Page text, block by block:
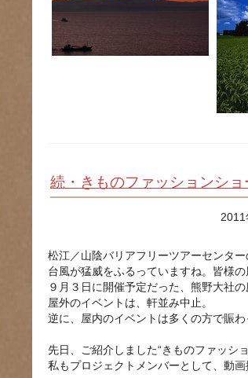
続・きものファッションショ
松江／山陰バリアフリーツアーセンター
台風が猛威をふるっていますね。皆様
９月３日に開催予定だった、熊野大社
屋外のイベントは、軒並み中止。
逆に、屋内のイベントは多くの方で賑わ
先日、ご紹介しました“きものファッシ
私もプロジェクトメンバーとして、動画